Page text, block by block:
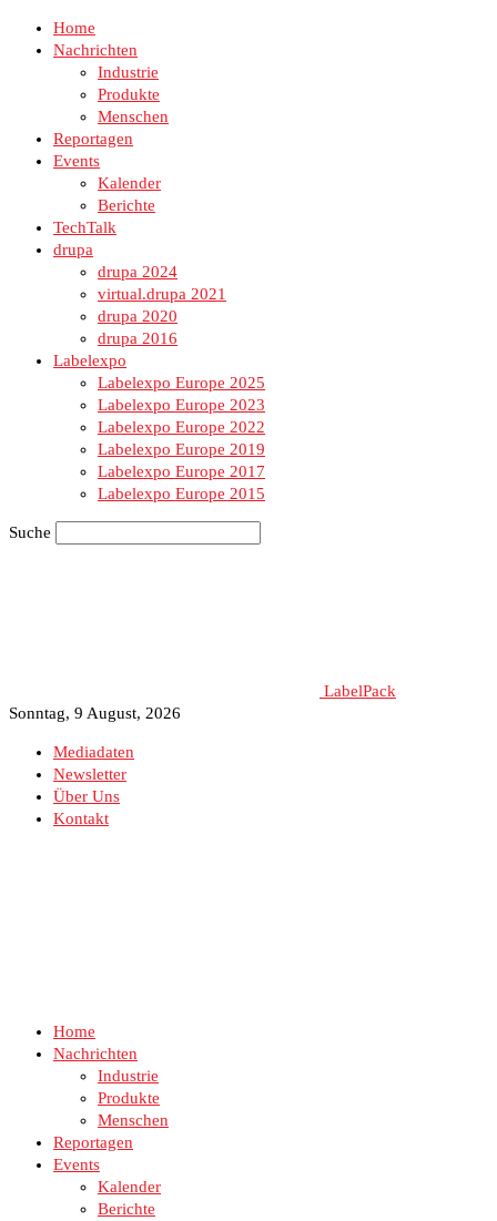
Home
Nachrichten
Industrie
Produkte
Menschen
Reportagen
Events
Kalender
Berichte
TechTalk
drupa
drupa 2024
virtual.drupa 2021
drupa 2020
drupa 2016
Labelexpo
Labelexpo Europe 2025
Labelexpo Europe 2023
Labelexpo Europe 2022
Labelexpo Europe 2019
Labelexpo Europe 2017
Labelexpo Europe 2015
Suche
LabelPack
Sonntag, 9 August, 2026
Mediadaten
Newsletter
Über Uns
Kontakt
Home
Nachrichten
Industrie
Produkte
Menschen
Reportagen
Events
Kalender
Berichte